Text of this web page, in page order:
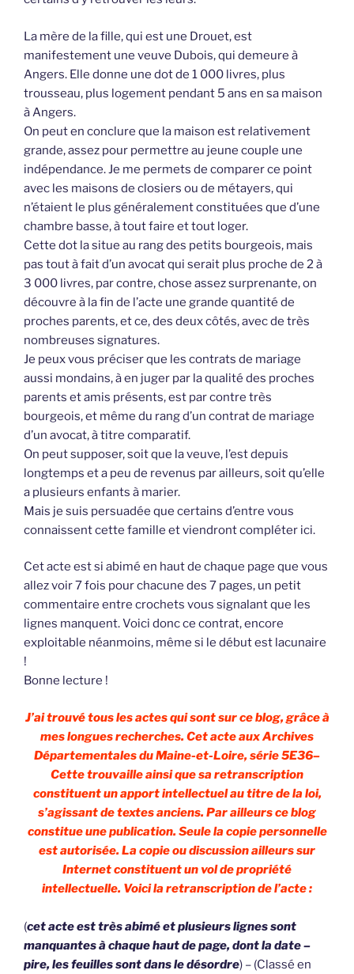
La mère de la fille, qui est une Drouet, est
manifestement une veuve Dubois, qui demeure à
Angers. Elle donne une dot de 1 000 livres, plus
trousseau, plus logement pendant 5 ans en sa maison
à Angers.
On peut en conclure que la maison est relativement
grande, assez pour permettre au jeune couple une
indépendance. Je me permets de comparer ce point
avec les maisons de closiers ou de métayers, qui
n’étaient le plus généralement constituées que d’une
chambre basse, à tout faire et tout loger.
Cette dot la situe au rang des petits bourgeois, mais
pas tout à fait d’un avocat qui serait plus proche de 2 à
3 000 livres, par contre, chose assez surprenante, on
découvre à la fin de l’acte une grande quantité de
proches parents, et ce, des deux côtés, avec de très
nombreuses signatures.
Je peux vous préciser que les contrats de mariage
aussi mondains, à en juger par la qualité des proches
parents et amis présents, est par contre très
bourgeois, et même du rang d’un contrat de mariage
d’un avocat, à titre comparatif.
On peut supposer, soit que la veuve, l’est depuis
longtemps et a peu de revenus par ailleurs, soit qu’elle
a plusieurs enfants à marier.
Mais je suis persuadée que certains d’entre vous
connaissent cette famille et viendront compléter ici.
Cet acte est si abimé en haut de chaque page que vous
allez voir 7 fois pour chacune des 7 pages, un petit
commentaire entre crochets vous signalant que les
lignes manquent. Voici donc ce contrat, encore
exploitable néanmoins, même si le début est lacunaire
!
Bonne lecture !
J’ai trouvé tous les actes qui sont sur ce blog, grâce à
mes longues recherches. Cet acte aux Archives
Départementales du Maine-et-Loire, série 5E36–
Cette trouvaille ainsi que sa retranscription
constituent un apport intellectuel au titre de la loi,
s’agissant de textes anciens. Par ailleurs ce blog
constitue une publication. Seule la copie personnelle
est autorisée. La copie ou discussion ailleurs sur
Internet constituent un vol de propriété
intellectuelle. Voici la retranscription de l’acte :
(cet acte est très abimé et plusieurs lignes sont
manquantes à chaque haut de page, dont la date –
pire, les feuilles sont dans le désordre) – (Classé en